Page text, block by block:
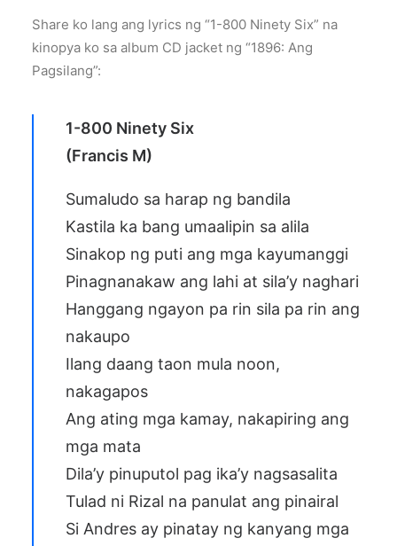
Share ko lang ang lyrics ng “1-800 Ninety Six” na
kinopya ko sa album CD jacket ng “1896: Ang
Pagsilang”:
1-800 Ninety Six
(Francis M)
Sumaludo sa harap ng bandila
Kastila ka bang umaalipin sa alila
Sinakop ng puti ang mga kayumanggi
Pinagnanakaw ang lahi at sila’y naghari
Hanggang ngayon pa rin sila pa rin ang
nakaupo
Ilang daang taon mula noon,
nakagapos
Ang ating mga kamay, nakapiring ang
mga mata
Dila’y pinuputol pag ika’y nagsasalita
Tulad ni Rizal na panulat ang pinairal
Si Andres ay pinatay ng kanyang mga